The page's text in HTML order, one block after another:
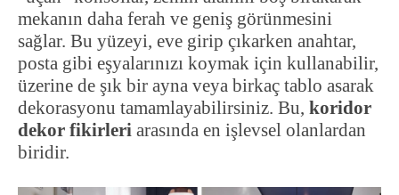
mekanın daha ferah ve geniş görünmesini
sağlar. Bu yüzeyi, eve girip çıkarken anahtar,
posta gibi eşyalarınızı koymak için kullanabilir,
üzerine de şık bir ayna veya birkaç tablo asarak
dekorasyonu tamamlayabilirsiniz. Bu, koridor
dekor fikirleri arasında en işlevsel olanlardan
biridir.